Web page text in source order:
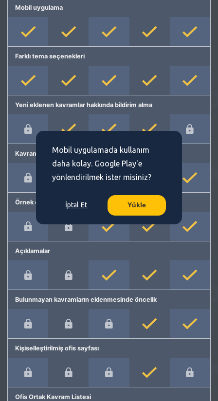
Mobil uygulama
Farklı tema seçenekleri
Yeni eklenen kavramlar hakkında bildirim alma
Kavram önerme
Örnek cümleler
Açıklamalar
Bulunmayan kavramların eklenmesinde öncelik
Kişiselleştirilmiş ofis sayfası
Ofis Ortak Kavram Listesi
Mobil uygulamada kullanım
daha kolay. Google Play'e
yönlendirilmek ister misiniz?
İptal Et Yükle